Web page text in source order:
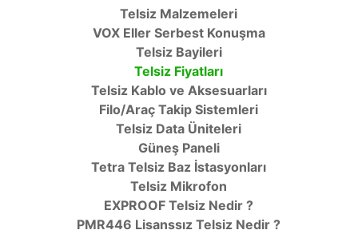
Telsiz Malzemeleri
VOX Eller Serbest Konuşma
Telsiz Bayileri
Telsiz Fiyatları
Telsiz Kablo ve Aksesuarları
Filo/Araç Takip Sistemleri
Telsiz Data Üniteleri
Güneş Paneli
Tetra Telsiz Baz İstasyonları
Telsiz Mikrofon
EXPROOF Telsiz Nedir ?
PMR446 Lisanssız Telsiz Nedir ?